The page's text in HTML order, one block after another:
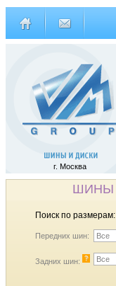
г. Москва
ШИНЫ
Поиск по размерам:
Передних шин: Все
Задних шин: ? Все